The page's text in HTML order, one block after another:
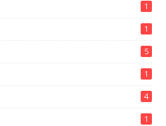
1
1
5
1
4
1